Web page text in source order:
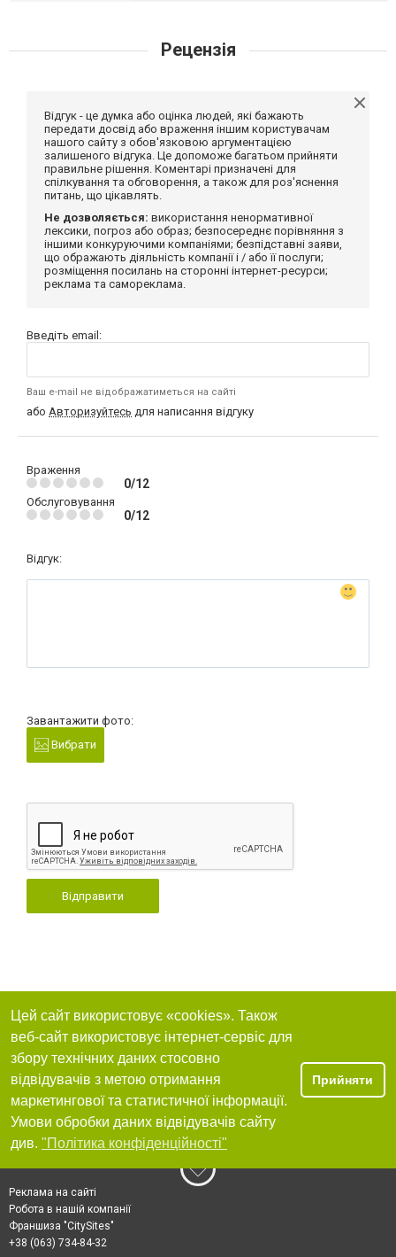
Рецензія
Відгук - це думка або оцінка людей, які бажають
передати досвід або враження іншим користувачам
нашого сайту з обов'язковою аргументацією
залишеного відгука. Це допоможе багатьом прийняти
правильне рішення. Коментарі призначені для
спілкування та обговорення, а також для роз'яснення
питань, що цікавлять.
Не дозволяється: використання ненормативної
лексики, погроз або образ; безпосереднє порівняння з
іншими конкуруючими компаніями; безпідставні заяви,
що ображають діяльність компанії і / або її послуги;
розміщення посилань на сторонні інтернет-ресурси;
реклама та самореклама.
Введіть email:
Ваш e-mail не відображатиметься на сайті
або Авторизуйтесь для написання відгуку
Враження
0/12
Обслуговування
0/12
Відгук:
Завантажити фото:
Вибрати
Відправити
Цей сайт використовує «cookies». Також
веб-сайт використовує інтернет-сервіс для
збору технічних даних стосовно
відвідувачів з метою отримання
маркетингової та статистичної інформації.
Умови обробки даних відвідувачів сайту
див. "Політика конфіденційності"
Прийняти
Реклама на сайті
Робота в нашій компанії
Франшиза "CitySites"
+38 (063) 734-84-32